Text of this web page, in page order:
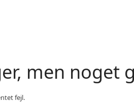
men noget
fejl.